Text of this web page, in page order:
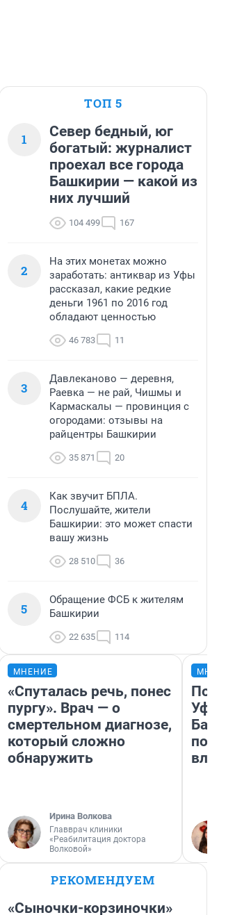
ТОП 5
1
Север бедный, юг
богатый: журналист
проехал все города
Башкирии — какой из
них лучший
104 499 167
2
На этих монетах можно
заработать: антиквар из Уфы
рассказал, какие редкие
деньги 1961 по 2016 год
обладают ценностью
46 783 11
3
Давлеканово — деревня,
Раевка — не рай, Чишмы и
Кармаскалы — провинция с
огородами: отзывы на
райцентры Башкирии
35 871 20
4
Как звучит БПЛА.
Послушайте, жители
Башкирии: это может спасти
вашу жизнь
28 510 36
5
Обращение ФСБ к жителям
Башкирии
22 635 114
МНЕНИЕ
«Спуталась речь, понес
пургу». Врач — о
смертельном диагнозе,
который сложно
обнаружить
Ирина Волкова
Главврач клиники
«Реабилитация доктора
Волковой»
Уфы:
РЕКОМЕНДУЕМ
«Сыночки-корзиночки»